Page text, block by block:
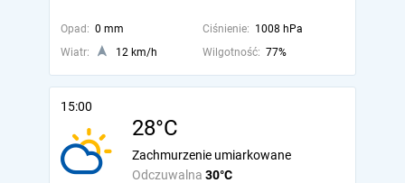
Opad: 0 mm Ciśnienie: 1008 hPa
Wiatr:
12 km/h Wilgotność: 77%
15:00
28°C
Odczuwalna 30°C
Zachmurzenie umiarkowane